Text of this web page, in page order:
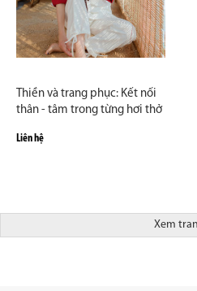
Thiền và trang phục: Kết nối
thân - tâm trong từng hơi thở
Liên hệ
Xem